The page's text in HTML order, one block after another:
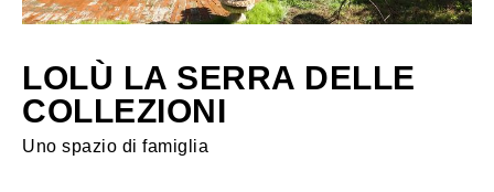
LOLÙ LA SERRA DELLE
COLLEZIONI
Uno spazio di famiglia